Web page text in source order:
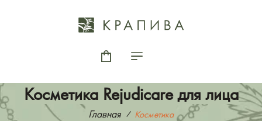
Косметика Rejudicare для лица
Главная Косметика